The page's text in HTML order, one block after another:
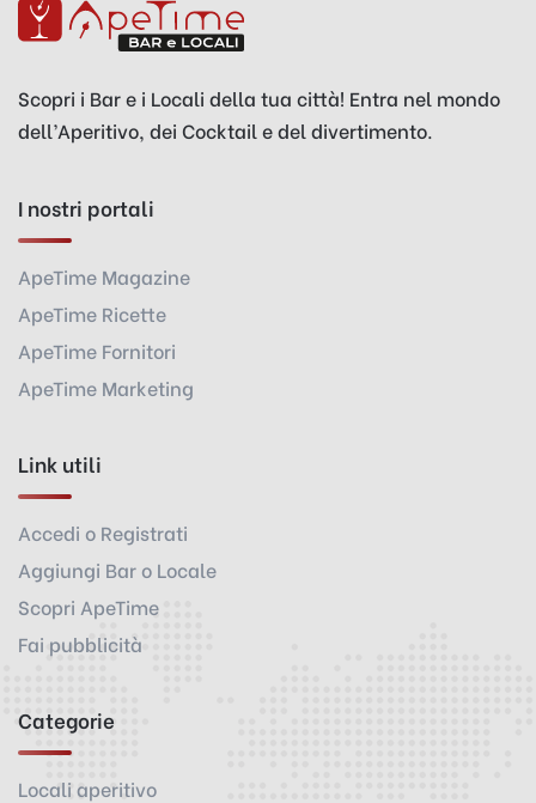
Scopri i Bar e i Locali della tua città! Entra nel mondo
dell’Aperitivo, dei Cocktail e del divertimento.
I nostri portali
ApeTime Magazine
ApeTime Ricette
ApeTime Fornitori
ApeTime Marketing
Link utili
Accedi o Registrati
Aggiungi Bar o Locale
Scopri ApeTime
Fai pubblicità
Categorie
Locali aperitivo